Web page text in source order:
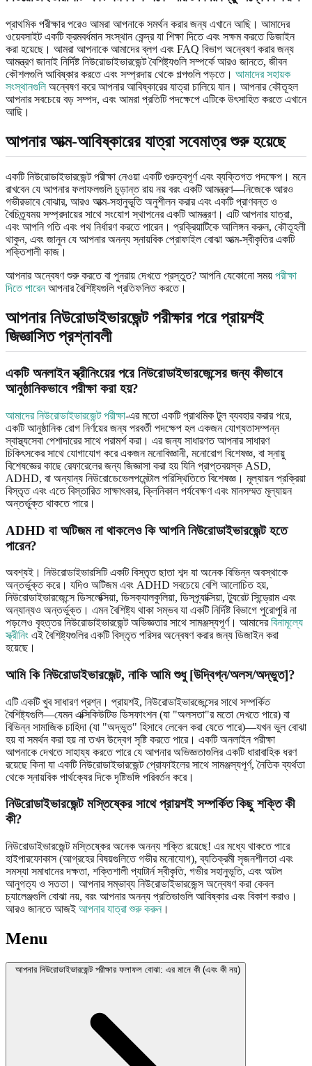
প্রাথমিক পরীক্ষার পরেও আমরা আপনাকে সমর্থন করার জন্য এখানে আছি। আমাদের
ওয়েবসাইট একটি ক্রমবর্ধমান সংস্থান কেন্দ্র যা শিক্ষা দিতে এবং সক্ষম করতে ডিজাইন
করা হয়েছে। আমরা আপনাকে আমাদের ব্লগ এবং FAQ বিভাগ অন্বেষণ করার জন্য
আমন্ত্রণ জানাই নির্দিষ্ট নিউরোডাইভারজেন্ট বৈশিষ্ট্যগুলি সম্পর্কে আরও জানতে, জীবন
কৌশলগুলি আবিষ্কার করতে এবং সম্প্রদায় থেকে গল্পগুলি পড়তে। আমাদের সহায়ক
সংস্থানগুলি অন্বেষণ করে আপনার আবিষ্কারের যাত্রা চালিয়ে যান। আপনার কৌতূহল
আপনার সবচেয়ে বড় সম্পদ, এবং আমরা প্রতিটি পদক্ষেপে এটিকে উৎসাহিত করতে এখানে
আছি।
আপনার আত্ম-আবিষ্কারের যাত্রা সবেমাত্র শুরু হয়েছে
একটি নিউরোডাইভারজেন্ট পরীক্ষা নেওয়া একটি গুরুত্বপূর্ণ এবং ব্যক্তিগত পদক্ষেপ। মনে
রাখবেন যে আপনার ফলাফলগুলি চূড়ান্ত রায় নয় বরং একটি আমন্ত্রণ—নিজেকে আরও
গভীরভাবে বোঝার, আরও আত্ম-সহানুভূতি অনুশীলন করার এবং একটি প্রাণবন্ত ও
বৈচিত্র্যময় সম্প্রদায়ের সাথে সংযোগ স্থাপনের একটি আমন্ত্রণ। এটি আপনার যাত্রা,
এবং আপনি গতি এবং পথ নির্ধারণ করতে পারেন। প্রক্রিয়াটিকে আলিঙ্গন করুন, কৌতূহলী
থাকুন, এবং জানুন যে আপনার অনন্য স্নায়বিক প্রোফাইল বোঝা আত্ম-স্বীকৃতির একটি
শক্তিশালী কাজ।
আপনার অন্বেষণ শুরু করতে বা পুনরায় দেখতে প্রস্তুত? আপনি যেকোনো সময় পরীক্ষা
দিতে পারেন আপনার বৈশিষ্ট্যগুলি প্রতিফলিত করতে।
আপনার নিউরোডাইভারজেন্ট পরীক্ষার পরে প্রায়শই
জিজ্ঞাসিত প্রশ্নাবলী
একটি অনলাইন স্ক্রীনিংয়ের পরে নিউরোডাইভারজেন্সের জন্য কীভাবে
আনুষ্ঠানিকভাবে পরীক্ষা করা হয়?
আমাদের নিউরোডাইভারজেন্ট পরীক্ষা-এর মতো একটি প্রাথমিক টুল ব্যবহার করার পরে,
একটি আনুষ্ঠানিক রোগ নির্ণয়ের জন্য পরবর্তী পদক্ষেপ হল একজন যোগ্যতাসম্পন্ন
স্বাস্থ্যসেবা পেশাদারের সাথে পরামর্শ করা। এর জন্য সাধারণত আপনার সাধারণ
চিকিৎসকের সাথে যোগাযোগ করে একজন মনোবিজ্ঞানী, মনোরোগ বিশেষজ্ঞ, বা স্নায়ু
বিশেষজ্ঞের কাছে রেফারেলের জন্য জিজ্ঞাসা করা হয় যিনি প্রাপ্তবয়স্ক ASD,
ADHD, বা অন্যান্য নিউরোডেভেলপমেন্টাল পরিস্থিতিতে বিশেষজ্ঞ। মূল্যায়ন প্রক্রিয়া
বিস্তৃত এবং এতে বিস্তারিত সাক্ষাৎকার, ক্লিনিকাল পর্যবেক্ষণ এবং মানসম্মত মূল্যায়ন
অন্তর্ভুক্ত থাকতে পারে।
ADHD বা অটিজম না থাকলেও কি আপনি নিউরোডাইভারজেন্ট হতে
পারেন?
অবশ্যই। নিউরোডাইভারসিটি একটি বিস্তৃত ছাতা শব্দ যা অনেক বিভিন্ন অবস্থাকে
অন্তর্ভুক্ত করে। যদিও অটিজম এবং ADHD সবচেয়ে বেশি আলোচিত হয়,
নিউরোডাইভারজেন্সে ডিসলেক্সিয়া, ডিসক্যালকুলিয়া, ডিসপ্র্যাক্সিয়া, ট্যুরেট সিন্ড্রোম এবং
অন্যান্যও অন্তর্ভুক্ত। এমন বৈশিষ্ট্য থাকা সম্ভব যা একটি নির্দিষ্ট বিভাগে পুরোপুরি না
পড়লেও বৃহত্তর নিউরোডাইভারজেন্ট অভিজ্ঞতার সাথে সামঞ্জস্যপূর্ণ। আমাদেরবিনামূল্যে
স্ক্রীনিং এই বৈশিষ্ট্যগুলির একটি বিস্তৃত পরিসর অন্বেষণ করার জন্য ডিজাইন করা
হয়েছে।
আমি কি নিউরোডাইভারজেন্ট, নাকি আমি শুধু [উদ্বিগ্ন/অলস/অদ্ভুত]?
এটি একটি খুব সাধারণ প্রশ্ন। প্রায়শই, নিউরোডাইভারজেন্সের সাথে সম্পর্কিত
বৈশিষ্ট্যগুলি—যেমন এক্সিকিউটিভ ডিসফাংশন (যা "অলসতা"র মতো দেখতে পারে) বা
বিভিন্ন সামাজিক চাহিদা (যা "অদ্ভুত" হিসাবে লেবেল করা যেতে পারে)—যখন ভুল বোঝা
হয় বা সমর্থন করা হয় না তখন উদ্বেগ সৃষ্টি করতে পারে। একটি অনলাইন পরীক্ষা
আপনাকে দেখতে সাহায্য করতে পারে যে আপনার অভিজ্ঞতাগুলির একটি ধারাবাহিক ধরণ
রয়েছে কিনা যা একটি নিউরোডাইভারজেন্ট প্রোফাইলের সাথে সামঞ্জস্যপূর্ণ, নৈতিক ব্যর্থতা
থেকে স্নায়বিক পার্থক্যের দিকে দৃষ্টিভঙ্গি পরিবর্তন করে।
নিউরোডাইভারজেন্ট মস্তিষ্কের সাথে প্রায়শই সম্পর্কিত কিছু শক্তি কী
কী?
নিউরোডাইভারজেন্ট মস্তিষ্কের অনেক অনন্য শক্তি রয়েছে! এর মধ্যে থাকতে পারে
হাইপারফোকাস (আগ্রহের বিষয়গুলিতে গভীর মনোযোগ), ব্যতিক্রমী সৃজনশীলতা এবং
সমস্যা সমাধানের দক্ষতা, শক্তিশালী প্যাটার্ন স্বীকৃতি, গভীর সহানুভূতি, এবং অটল
আনুগত্য ও সততা। আপনার সম্ভাব্য নিউরোডাইভারজেন্স অন্বেষণ করা কেবল
চ্যালেঞ্জগুলি বোঝা নয়, বরং আপনার অনন্য প্রতিভাগুলি আবিষ্কার এবং বিকাশ করাও।
আরও জানতে আজই আপনার যাত্রা শুরু করুন ।
Menu
আপনার নিউরোডাইভারজেন্ট পরীক্ষার ফলাফল বোঝা: এর মানে কী (এবং কী নয়)